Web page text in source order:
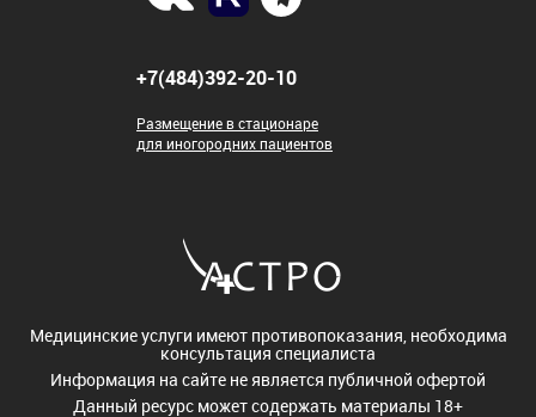
+7(484)392-20-10
Размещение в стационаре
для иногородних пациентов
Медицинские услуги имеют противопоказания, необходима
консультация специалиста
Информация на сайте не является публичной офертой
Данный ресурс может содержать материалы 18+